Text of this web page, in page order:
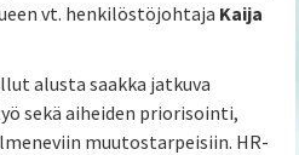
vt. henkilöstöjohtaja Kaija
alusta saakka jatkuva
sekä aiheiden priorisointi,
muutostarpeisiin. HR-